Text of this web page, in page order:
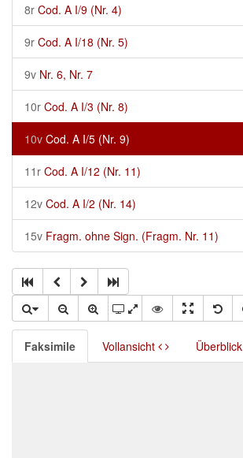
8r Cod. A I/9 (Nr. 4)
9r Cod. A I/18 (Nr. 5)
9v Nr. 6, Nr. 7
10r Cod. A I/3 (Nr. 8)
10v Cod. A I/5 (Nr. 9)
11r Cod. A I/12 (Nr. 11)
12v Cod. A I/2 (Nr. 14)
15v Fragm. ohne Sign. (Fragm. Nr. 11)
Faksimile Vollansicht Überblick